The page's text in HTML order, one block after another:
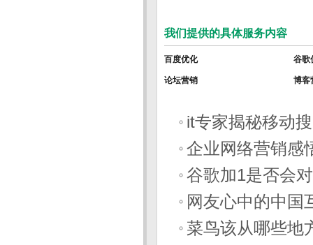
我们提供的具体服务内容
百度优化 谷歌
论坛营销 博客
it专家揭秘移动
企业网络营销感
谷歌加1是否会
网友心中的中国
菜鸟该从哪些地